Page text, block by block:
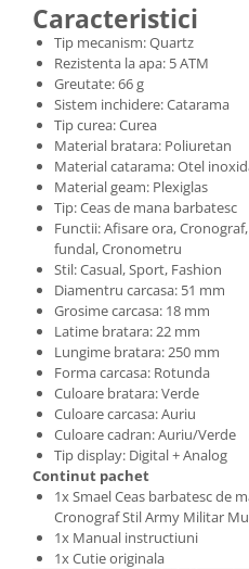
Caracteristici
Tip mecanism: Quartz
Rezistenta la apa: 5 ATM
Greutate: 66 g
Sistem inchidere: Catarama
Tip curea: Curea
Material bratara: Poliuretan
Material catarama: Otel
Material geam: Plexiglas
Tip: Ceas de mana barbatesc
Functii: Afisare ora,
fundal, Cronometru
Stil: Casual, Sport, Fashion
Diamentru carcasa: 51 mm
Grosime carcasa: 18 mm
Latime bratara: 22 mm
Lungime bratara: 250 mm
Forma carcasa: Rotunda
Culoare bratara: Verde
Culoare carcasa: Auriu
Culoare cadran: Auriu/Verde
Tip display: Digital + Analog
Continut pachet
1x Smael Ceas barbatesc de
Cronograf Stil Army Militar
1x Manual instructiuni
1x Cutie originala